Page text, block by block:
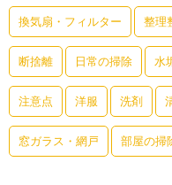
換気扇・フィルター 整理
断捨離 日常の掃除 水
注意点 洋服 洗剤
窓ガラス・網戸 部屋の掃